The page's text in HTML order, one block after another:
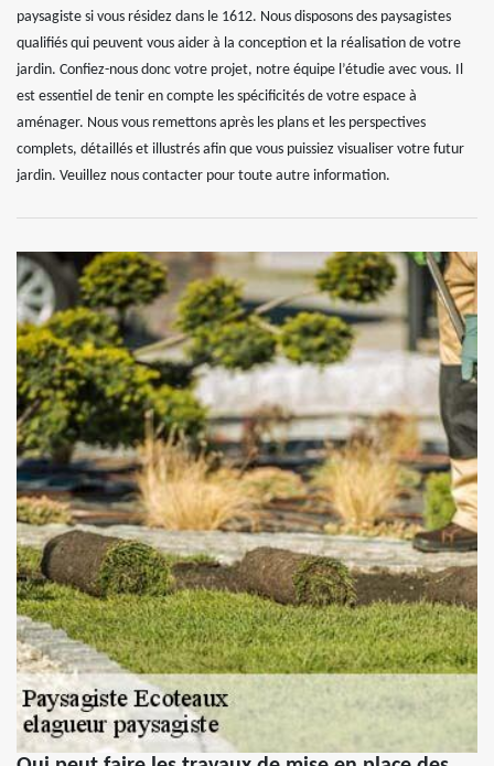
paysagiste si vous résidez dans le 1612. Nous disposons des paysagistes
qualifiés qui peuvent vous aider à la conception et la réalisation de votre
jardin. Confiez-nous donc votre projet, notre équipe l’étudie avec vous. Il
est essentiel de tenir en compte les spécificités de votre espace à
aménager. Nous vous remettons après les plans et les perspectives
complets, détaillés et illustrés afin que vous puissiez visualiser votre futur
jardin. Veuillez nous contacter pour toute autre information.